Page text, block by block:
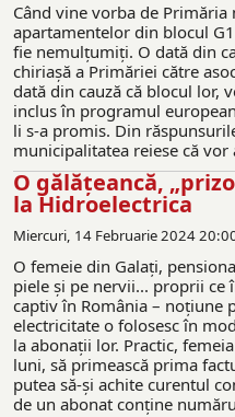
Când vine vorba de
apartamentelor din blocul
fie nemulțumiți. O dată din
chiriașă a Primăriei către
dată din cauză că blocul lor,
inclus în programul
li s-a promis. Din
municipalitatea reiese că vor
O gălăţeancă,
la Hidroelectrica
Miercuri, 14 Februarie 2024
O femeie din Galați,
piele și pe nervii... proprii ce
captiv în România – noțiune
electricitate o folosesc în
la abonații lor. Practic,
luni, să primească prima
putea să-și achite curentul
de un abonat conține